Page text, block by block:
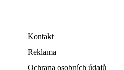
Kontakt
Reklama
Ochrana osobních údajů